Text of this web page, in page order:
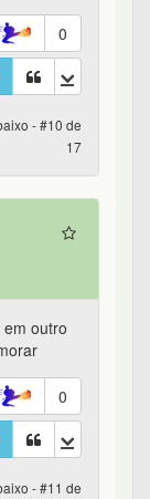
0
- #10 de
17
outro
0
- #11 de